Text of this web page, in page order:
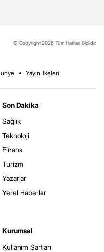
© Copyright 2026 Tüm Hakları Gizlidir.
Yayın İlkeleri
Son Dakika
Sağlık
Teknoloji
Finans
Turizm
Yazarlar
Yerel Haberler
Kurumsal
Kullanım Şartları